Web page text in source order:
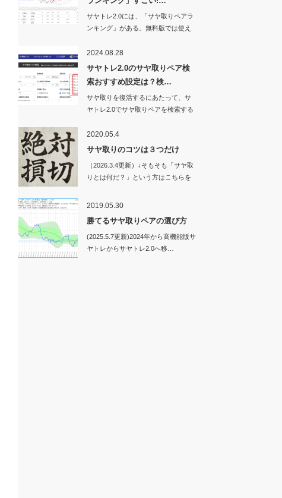
サヤトレ2.0には、「サヤ取りペアラ
ンキング」がある。無料版では使え
2024.08.28
サヤトレ2.0のサヤ取りペア検
索おすすめ設定は？検…
サヤ取りを復活するにあたって、サ
ヤトレ2.0でサヤ取りペアを検索する
2020.05.4
サヤ取りのコツは３つだけ
（2026.3.4更新）↓そもそも「サヤ取
りとは何だ？」という方はこちらを
2019.05.30
勝てるサヤ取りペアの選び方
(2025.5.7更新)2024年から高機能版サ
ヤトレからサヤトレ2.0へ移…